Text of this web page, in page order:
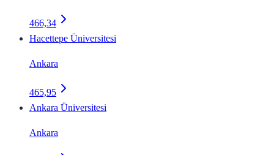
466,34
Hacettepe Üniversitesi
Ankara
465,95
Ankara Üniversitesi
Ankara